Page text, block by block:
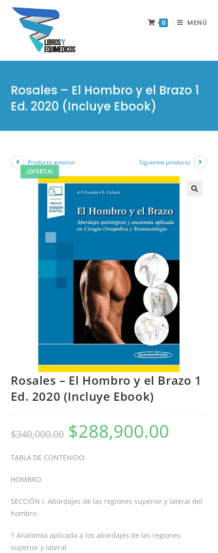
0 MENÚ
Rosales – El Hombro y el Brazo 1
Ed. 2020 (Incluye Ebook)
¡OFERTA!
Producto anterior Siguiente producto
Rosales – El Hombro y el Brazo 1
Ed. 2020 (Incluye Ebook)
$340,000.00 $288,900.00
TABLA DE CONTENIDO:
HOMBRO
SECCIÓN I. Abordajes de las regiones superior y lateral del
hombro
1 Anatomía aplicada a los abordajes de las regiones
superior y lateral